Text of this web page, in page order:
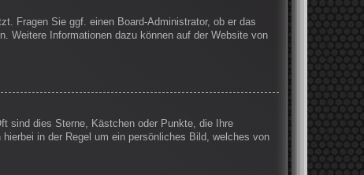
Fragen Sie ggf. einen Board-Administrator, ob er das
Weitere Informationen dazu können auf der Website von
sind dies Sterne, Kästchen oder Punkte, die Ihre
in der Regel um ein persönliches Bild, welches von